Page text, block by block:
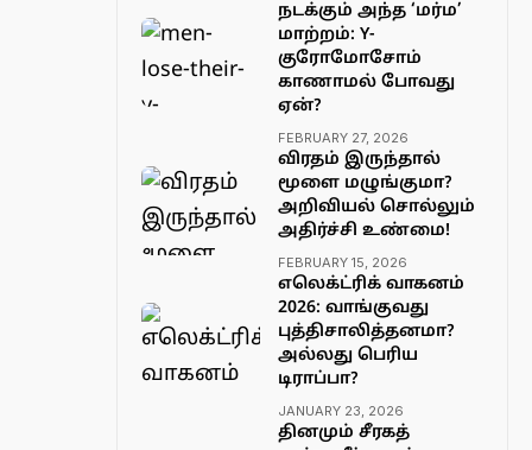
நடக்கும் அந்த ‘மர்ம’
மாற்றம்: Y-
குரோமோசோம்
காணாமல் போவது
ஏன்?
FEBRUARY 27, 2026
விரதம் இருந்தால்
மூளை மழுங்குமா?
அறிவியல் சொல்லும்
அதிர்ச்சி உண்மை!
FEBRUARY 15, 2026
எலெக்ட்ரிக் வாகனம்
2026: வாங்குவது
புத்திசாலித்தனமா?
அல்லது பெரிய
டிராப்பா?
JANUARY 23, 2026
தினமும் சீரகத்